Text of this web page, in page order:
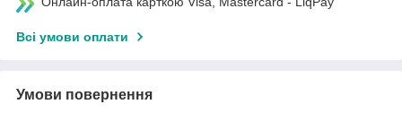
Всі умови оплати
Умови повернення